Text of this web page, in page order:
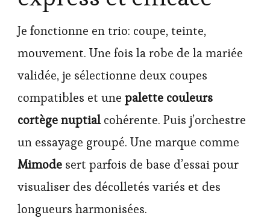
Je fonctionne en trio: coupe, teinte,
mouvement. Une fois la robe de la mariée
validée, je sélectionne deux coupes
compatibles et une palette couleurs
cortège nuptialcohérente. Puis j’orchestre
un essayage groupé. Une marque comme
Mimode sert parfois de base d’essai pour
visualiser des décolletés variés et des
longueurs harmonisées.